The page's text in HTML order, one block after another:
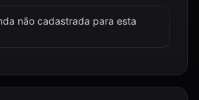
não cadastrada para esta